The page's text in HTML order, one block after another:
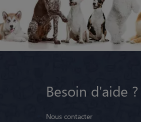
Besoin d'aide ?
Nous contacter